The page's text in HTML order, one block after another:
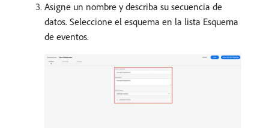
Asigne un nombre y describa su secuencia de
datos. Seleccione el esquema en la lista Esquema
de eventos.